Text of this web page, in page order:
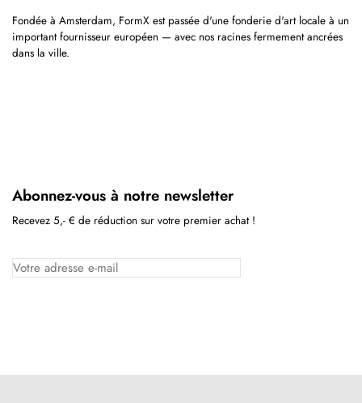
Fondée à Amsterdam, FormX est passée d'une fonderie d'art locale à un
important fournisseur européen — avec nos racines fermement ancrées
dans la ville.
Abonnez-vous à notre newsletter
Recevez 5,- € de réduction sur votre premier achat !